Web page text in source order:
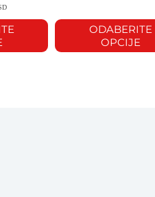
ODABERITE
OPCIJE